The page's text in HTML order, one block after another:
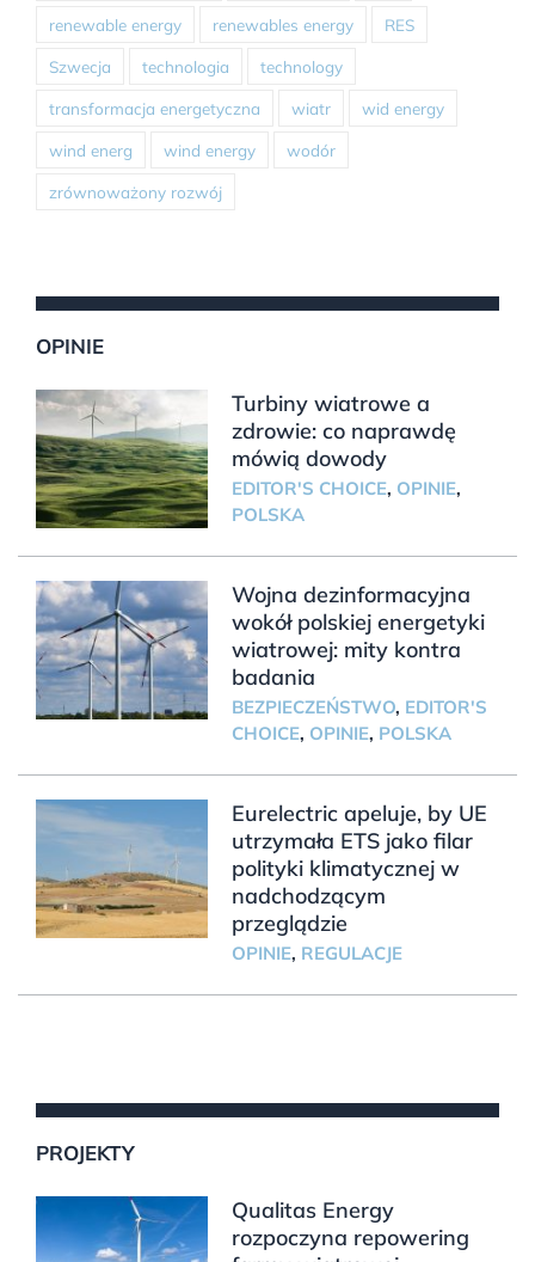
renewable energy renewables energy RES
Szwecja technologia technology
transformacja energetyczna wiatr wid energy
wind energ wind energy wodór
zrównoważony rozwój
OPINIE
Turbiny wiatrowe a
zdrowie: co naprawdę
mówią dowody
EDITOR'S CHOICE, OPINIE,
POLSKA
Wojna dezinformacyjna
wokół polskiej energetyki
wiatrowej: mity kontra
badania
BEZPIECZEŃSTWO, EDITOR'S
CHOICE, OPINIE, POLSKA
Eurelectric apeluje, by UE
utrzymała ETS jako filar
polityki klimatycznej w
nadchodzącym
przeglądzie
OPINIE, REGULACJE
PROJEKTY
Qualitas Energy
rozpoczyna repowering